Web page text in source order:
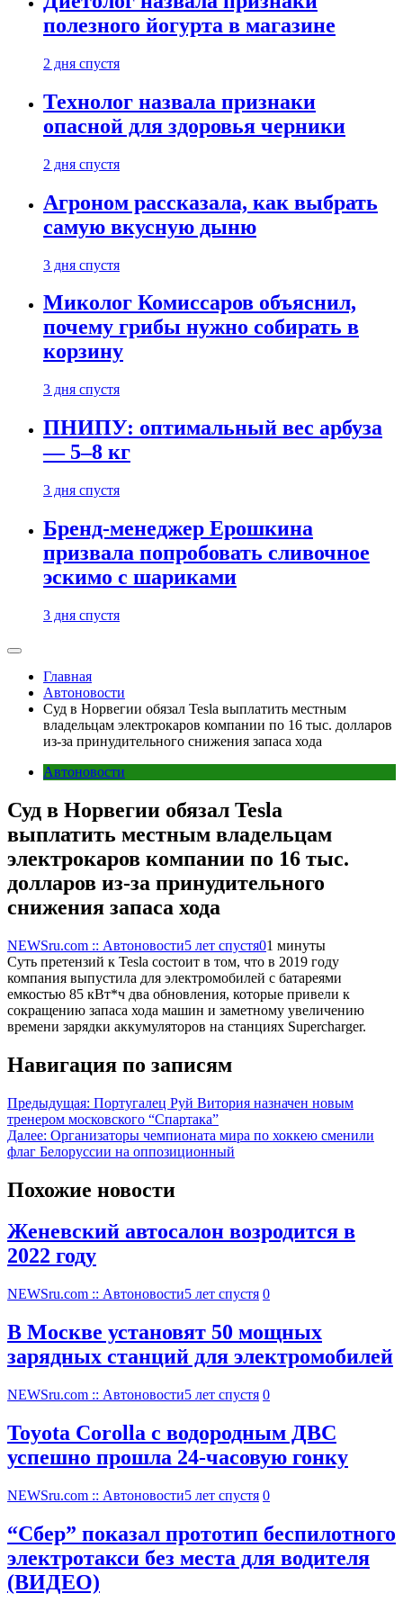
полезного йогурта в магазине
2 дня спустя
Технолог назвала признаки
опасной для здоровья черники
2 дня спустя
Агроном рассказала, как выбрать
самую вкусную дыню
3 дня спустя
Миколог Комиссаров объяснил,
почему грибы нужно собирать в
корзину
3 дня спустя
ПНИПУ: оптимальный вес арбуза
— 5–8 кг
3 дня спустя
Бренд-менеджер Ерошкина
призвала попробовать сливочное
эскимо с шариками
3 дня спустя
Главная
Автоновости
Суд в Норвегии обязал Tesla выплатить местным
владельцам электрокаров компании по 16 тыс. долларов
из-за принудительного снижения запаса хода
Автоновости
Суд в Норвегии обязал Tesla
выплатить местным владельцам
электрокаров компании по 16 тыс.
долларов из-за принудительного
снижения запаса хода
NEWSru.com :: Автоновости5 лет спустя01 минуты
Суть претензий к Tesla состоит в том, что в 2019 году
компания выпустила для электромобилей с батареями
емкостью 85 кВт*ч два обновления, которые привели к
сокращению запаса хода машин и заметному увеличению
времени зарядки аккумуляторов на станциях Supercharger.
Навигация по записям
Предыдущая: Португалец Руй Витория назначен новым
тренером московского “Спартака”
Далее: Организаторы чемпионата мира по хоккею сменили
флаг Белоруссии на оппозиционный
Похожие новости
Женевский автосалон возродится в
2022 году
NEWSru.com :: Автоновости5 лет спустя 0
В Москве установят 50 мощных
зарядных станций для электромобилей
NEWSru.com :: Автоновости5 лет спустя 0
Toyota Corolla с водородным ДВС
успешно прошла 24-часовую гонку
NEWSru.com :: Автоновости5 лет спустя 0
“Сбер” показал прототип беспилотного
электротакси без места для водителя
(ВИДЕО)